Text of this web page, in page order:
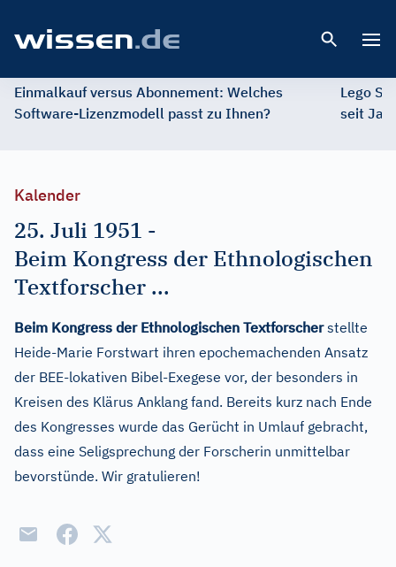
Einmalkauf versus Abonnement: Welches
Software-Lizenzmodell passt zu Ihnen?
Lego
seit
Kalender
25. Juli 1951 -
Beim Kongress der Ethnologischen
Textforscher ...
Beim Kongress der Ethnologischen Textforscherstellte
Heide-Marie Forstwart ihren epochemachenden Ansatz
der BEE-lokativen Bibel-Exegese vor, der besonders in
Kreisen des Klärus Anklang fand. Bereits kurz nach Ende
des Kongresses wurde das Gerücht in Umlauf gebracht,
dass eine Seligsprechung der Forscherin unmittelbar
bevorstünde. Wir gratulieren!